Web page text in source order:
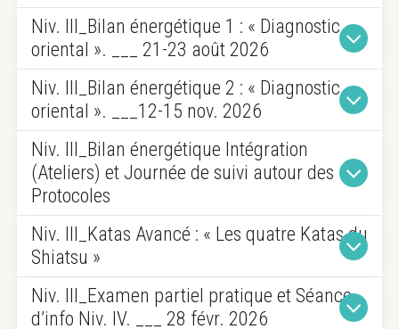
Protocoles et Suivi
trajet
qualité énergétique
étirements et mobilisations
fonctions
vitales
Descriptif
Formulaire d’inscription
cœur de
l’enseignement
Pratique :
Dans chaque module un groupe de méridien est
approfondi et des séquences sont révisées sous
l’angle de vue du maître oriental.
Cela comporte le repérage des perturbations du
Niv. III_Bilan énergétique 1 : « Diagnostic
oriental ». ___ 21-23 août 2026
diagnostic oriental
Niv. III_Bilan énergétique 2 : « Diagnostic
oriental ». ___12-15 nov. 2026
Niv. III_Bilan énergétique Intégration
(Ateliers) et Journée de suivi autour des
Protocoles
Niv. III_Katas Avancé : « Les quatre Katas du
Shiatsu »
Niv. III_Examen partiel pratique et Séance
d’info Niv. IV. ___ 28 févr. 2026